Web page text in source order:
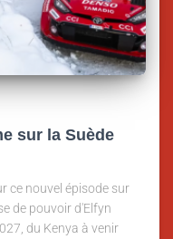
sur la Suède
ce nouvel épisode sur
de pouvoir d'Elfyn
du Kenya à venir